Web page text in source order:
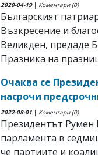
2020-04-19| Коментари (0)
Българският
Възкресение и
Великден, предаде
Празника на
Очаква се
насрочи
2022-08-01 | Коментари (0)
Президентът Румен
парламента в
че партиите и